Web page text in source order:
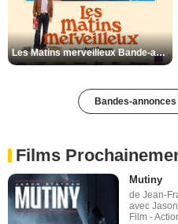
Les Matins merveilleux Bande-annonce VF
Bandes-
Films
Mutiny
de Jean-
avec
Film -